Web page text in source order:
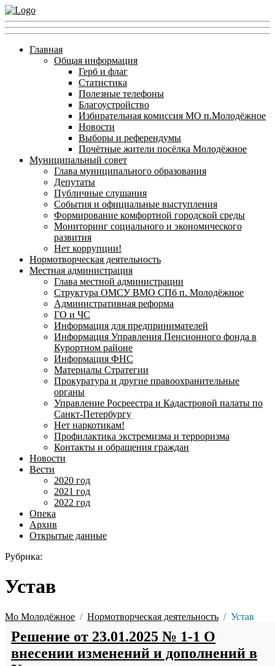
Главная
Общая информация
Герб и флаг
Статистика
Полезные телефоны
Благоустройство
Избирательная комиссия МО п.Молодёжное
Новости
Выборы и референдумы
Почётные жители посёлка Молодёжное
Муниципальный совет
Глава муниципального образования
Депутаты
Публичные слушания
События и официальные выступления
Формирование комфортной городской среды
Мониторинг социального и экономического
развития
Нет коррупции!
Нормотворческая деятельность
Местная администрация
Глава местной администрации
Структура ОМСУ ВМО СПб п. Молодёжное
Административная реформа
ГО и ЧС
Информация для предпринимателей
Информация Управления Пенсионного фонда в
Курортном районе
Информация ФНС
Материалы Стратегии
Прокуратура и другие правоохранительные
органы
Управление Росреестра и Кадастровой палаты по
Санкт-Петербургу
Нет наркотикам!
Профилактика экстремизма и терроризма
Контакты и обращения граждан
Новости
Вести
2020 год
2021 год
2022 год
Опека
Архив
Открытые данные
Рубрика:
Устав
Мо Молодёжное Нормотворческая деятельность Устав
Решение от 23.01.2025 № 1-1 О
внесении изменений и дополнений в